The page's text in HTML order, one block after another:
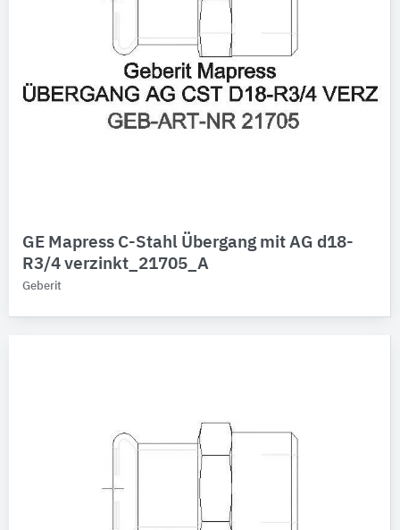
GE Mapress C-Stahl Übergang mit AG d18-
R3/4 verzinkt_21705_A
Geberit